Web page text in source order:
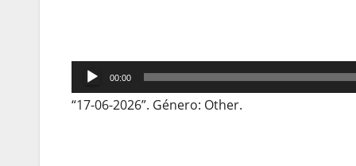
Reprodutor
de
00:00
“17-06-2026”. Género: Other.